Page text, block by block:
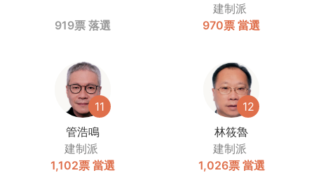
919票 落選
建制派
970票 當選
11
管浩鳴
建制派
1,102票 當選
12
林筱魯
建制派
1,026票 當選